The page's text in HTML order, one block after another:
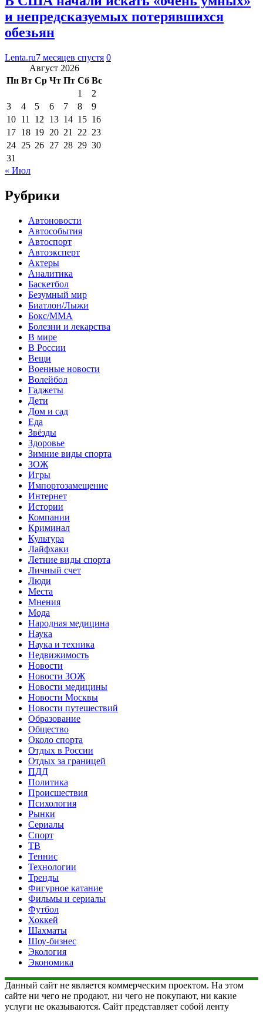
и непредсказуемых потерявшихся
обезьян
Lenta.ru7 месяцев спустя 0
Август 2026
Пн Вт Ср Чт Пт Сб Вс
1
2
3
4 5 6 7 8
9
10 11 12 13 14 15 16
17 18 19 20 21 22 23
24 25 26 27 28 29 30
31
« Июл
Рубрики
Автоновости
Автособытия
Автоспорт
Автоэксперт
Актеры
Аналитика
Баскетбол
Безумный мир
Биатлон/Лыжи
Бокс/MMA
Болезни и лекарства
В мире
В России
Вещи
Военные новости
Волейбол
Гаджеты
Дети
Дом и сад
Еда
Звёзды
Здоровье
Зимние виды спорта
ЗОЖ
Игры
Импортозамещение
Интернет
Истории
Компании
Криминал
Культура
Лайфхаки
Летние виды спорта
Личный счет
Люди
Места
Мнения
Мода
Народная медицина
Наука
Наука и техника
Недвижимость
Новости
Новости ЗОЖ
Новости медицины
Новости Москвы
Новости путешествий
Образование
Общество
Около спорта
Отдых в России
Отдых за границей
ПДД
Политика
Происшествия
Психология
Рынки
Сериалы
Спорт
ТВ
Теннис
Технологии
Тренды
Фигурное катание
Фильмы и сериалы
Футбол
Хоккей
Шахматы
Шоу-бизнес
Экология
Экономика
Данный сайт не является коммерческим проектом. На этом
сайте ни чего не продают, ни чего не покупают, ни какие
услуги не оказываются. Сайт представляет собой ленту